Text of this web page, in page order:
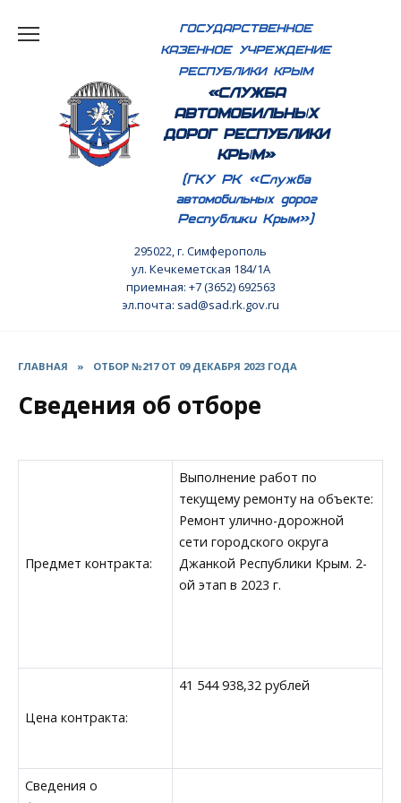
ГОСУДАРСТВЕННОЕ
КАЗЕННОЕ УЧРЕЖДЕНИЕ
РЕСПУБЛИКИ КРЫМ
«СЛУЖБА
АВТОМОБИЛЬНЫХ
ДОРОГ РЕСПУБЛИКИ
КРЫМ»
(ГКУ РК «Служба
автомобильных дорог
Республики Крым»)
295022, г. Симферополь
ул. Кечкеметская 184/1А
приемная: +7 (3652) 692563
эл.почта: sad@sad.rk.gov.ru
ГЛАВНАЯ » ОТБОР №217 ОТ 09 ДЕКАБРЯ 2023 ГОДА
Сведения об отборе
Предмет контракта:
Выполнение работ по
текущему ремонту на объекте:
Ремонт улично-дорожной
сети городского округа
Джанкой Республики Крым. 2-
ой этап в 2023 г.
Цена контракта:
41 544 938,32 рублей
Сведения о